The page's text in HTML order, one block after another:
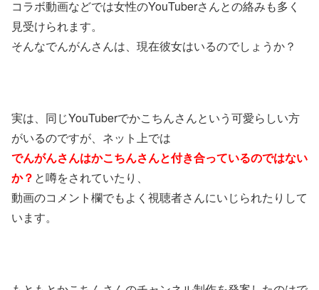
コラボ動画などでは女性のYouTuberさんとの絡みも多く
見受けられます。
そんなでんがんさんは、現在彼女はいるのでしょうか？
実は、同じYouTuberでかこちんさんという可愛らしい方
がいるのですが、ネット上では
でんがんさんはかこちんさんと付き合っているのではない
か？ と噂をされていたり、
動画のコメント欄でもよく視聴者さんにいじられたりして
います。